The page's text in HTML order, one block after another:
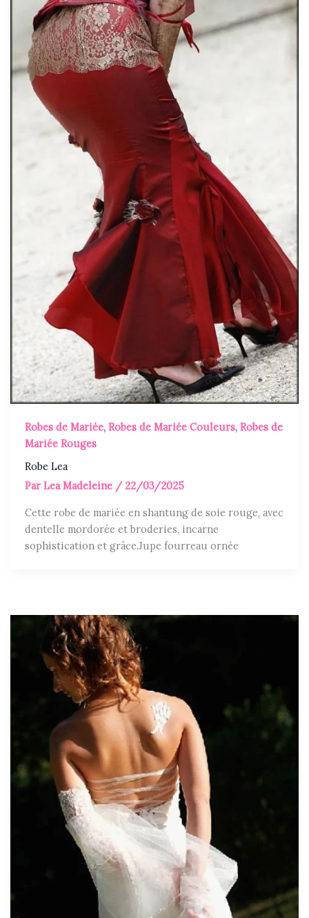
Robes de Mariée,Robes de Mariée Couleurs,Robes de
Mariée Rouges
Robe Lea
ParLea Madeleine / 22/03/2025
Cette robe de mariée en shantung de soie rouge, avec
dentelle mordorée et broderies, incarne
sophistication et grâce.Jupe fourreau ornée